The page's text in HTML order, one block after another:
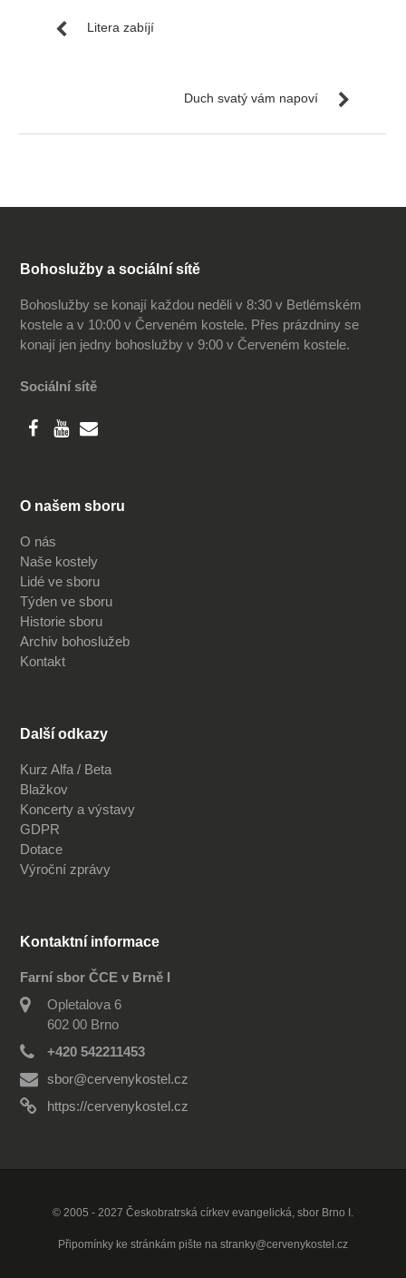
Litera zabíjí
Duch svatý vám napoví
Bohoslužby a sociální sítě
Bohoslužby se konají každou neděli v 8:30 v Betlémském
kostele a v 10:00 v Červeném kostele. Přes prázdniny se
konají jen jedny bohoslužby v 9:00 v Červeném kostele.
Sociální sítě
O našem sboru
O nás
Naše kostely
Lidé ve sboru
Týden ve sboru
Historie sboru
Archiv bohoslužeb
Kontakt
Další odkazy
Kurz Alfa / Beta
Blažkov
Koncerty a výstavy
GDPR
Dotace
Výroční zprávy
Kontaktní informace
Farní sbor ČCE v Brně I
Opletalova 6
602 00 Brno
+420 542211453
sbor@cervenykostel.cz
https://cervenykostel.cz
© 2005 - 2027 Českobratrská církev evangelická, sbor Brno I.
Připomínky ke stránkám pište na stranky@cervenykostel.cz